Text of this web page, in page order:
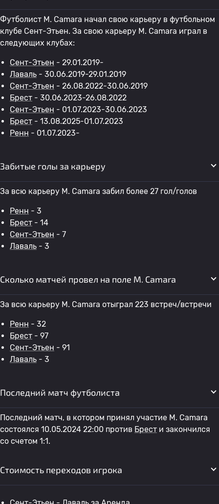
Футболист M. Camara начал свою карьеру в футбольном
клубе Сент-Этьен. За свою карьеру M. Camara играл в
следующих клубах:
Сент-Этьен - 29.01.2019-
Лаваль - 30.06.2019-29.01.2019
Сент-Этьен - 26.08.2022-30.06.2019
Брест - 30.06.2023-26.08.2022
Сент-Этьен - 01.07.2023-30.06.2023
Брест - 13.08.2025-01.07.2023
Ренн - 01.07.2023-
Забитые голы за карьеру
За всю карьеру M. Camara забил более 27 гол/голов
Ренн - 3
Брест - 14
Сент-Этьен - 7
Лаваль - 3
Сколько матчей провел на поле M. Camara
За всю карьеру M. Camara отыграл 223 встреч/встречи
Ренн - 32
Брест - 97
Сент-Этьен - 91
Лаваль - 3
Последний матч футболиста
Последний матч, в котором принял участие M. Camara
состоялся 10.05.2024 22:00 против Брест и закончился
со счетом 1:1.
Стоимость переходов игрока